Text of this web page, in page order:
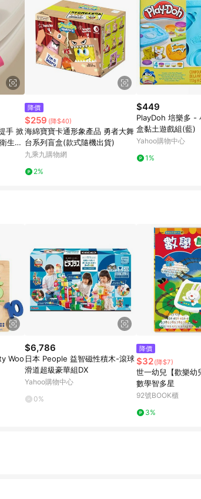
手 掀
生間
降價
$259 (降$40)
海綿寶寶卡通形象產品 勇者大舞
台系列盲盒(款式隨機出貨)
九乘九購物網
2%
$449
PlayDoh 培樂多 -
盒黏土遊戲組(藍)
Yahoo購物中心
1%
Woo
$6,786
日本 People 益智磁性積木-滾球
滑道超級豪華組DX
Yahoo購物中心
0%
降價
$32(降$7)
世一幼兒【歡樂幼
數學智多星
92號BOOK櫃
3%